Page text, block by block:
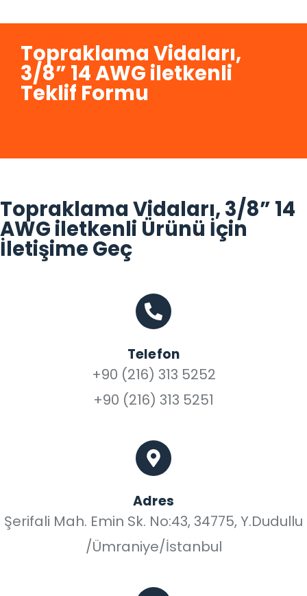
Topraklama Vidaları,
3/8” 14 AWG iletkenli
Teklif Formu
Topraklama Vidaları, 3/8” 14
AWG iletkenli Ürünü İçin
İletişime Geç
Telefon
+90 (216) 313 5252
+90 (216) 313 5251
Adres
Şerifali Mah. Emin Sk. No:43, 34775, Y.Dudullu
/Ümraniye/İstanbul